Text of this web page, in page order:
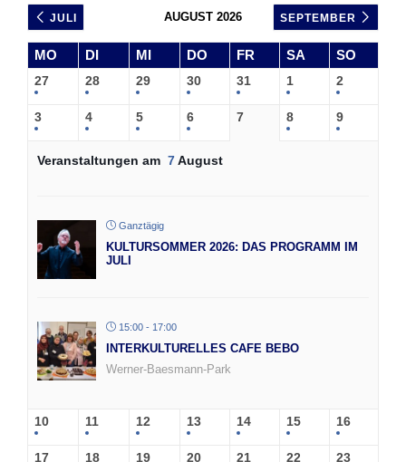
JULI AUGUST 2026 SEPTEMBER
MO DI MI DO FR SA SO
27 28 29 30 31 1 2
3 4 5 6 7 8 9
Veranstaltungen am 7August
Ganztägig
KULTURSOMMER 2026: DAS PROGRAMM IM
JULI
15:00 - 17:00
INTERKULTURELLES CAFE BEBO
Werner-Baesmann-Park
10 11 12 13 14 15 16
17 18 19 20 21 22 23